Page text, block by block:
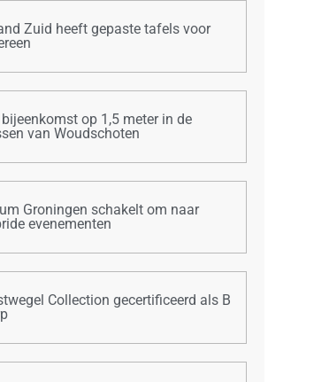
Zuid heeft gepaste tafels voor
op 1,5 meter in de
van Woudschoten
Groningen schakelt om naar
evenementen
Collection gecertificeerd als B